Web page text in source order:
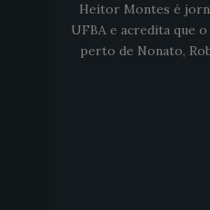
Heitor Montes é
UFBA e acredita que
perto de Nonato,